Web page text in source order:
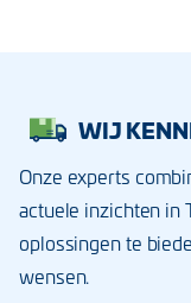
WIJ
Onze experts
actuele inzichten in
oplossingen te
wensen.